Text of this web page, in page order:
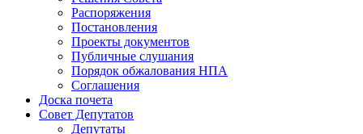
Распоряжения
Постановления
Проекты документов
Публичные слушания
Порядок обжалования НПА
Соглашения
Доска почета
Совет Депутатов
Депутаты